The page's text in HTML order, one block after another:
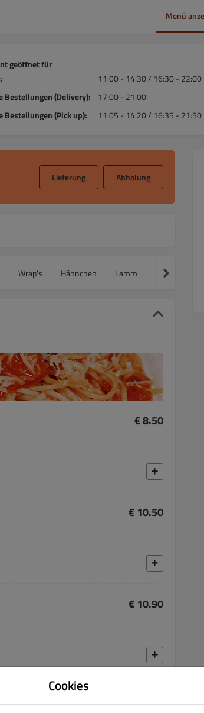
Menü
geöffnet für
11:00 - 14:30 / 16:30 - 22:00
Bestellungen (Delivery):
17:00 - 21:00
Bestellungen (Pick up):
11:05 - 14:20 / 16:35 - 21:50
Lieferung Abholung
Wrap's Hähnchen Lamm Fisch
€ 8.50
€ 10.50
€ 10.90
Cookies